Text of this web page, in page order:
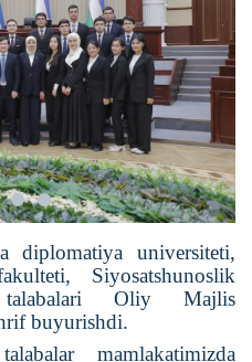
diplomatiya universiteti,
Siyosatshunoslik
talabalari Oliy Majlis
buyurishdi.
mamlakatimizda